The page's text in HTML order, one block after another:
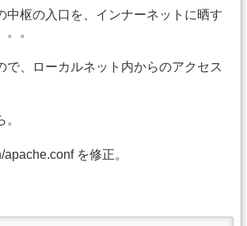
中枢の入口を、インナーネットに晒す
。
で、ローカルネット内からのアクセス
を修正。